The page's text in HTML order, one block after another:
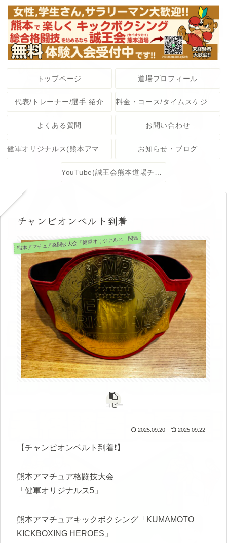
トップページ 道場プロフィール
代表/トレーナー/選手 紹介
よくある質問 お問い合わせ
お知らせ・ブログ
YouTube(誠王会熊本道場チャンネル)
チャンピオンベルト到着
熊本アマチュア格闘技大会「健軍オリジナルス」関連
コピー
2025.09.20 2025.09.22
【チャンピオンベルト到着❗️】
熊本アマチュア格闘技大会
「健軍オリジナルス5」
熊本アマチュアキックボクシング「KUMAMOTO
KICKBOXING HEROES」